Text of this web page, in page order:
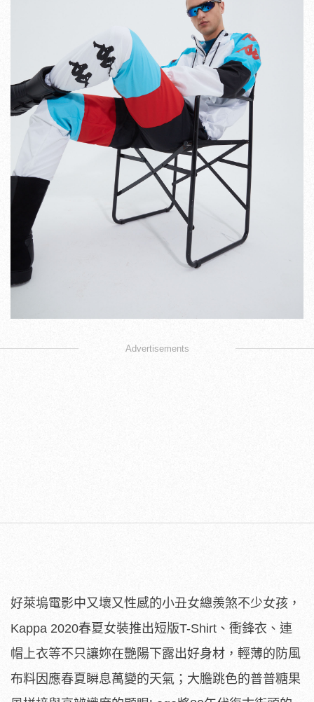
Advertisements
好萊塢電影中又壞又性感的小丑女總羨煞不少女孩，
Kappa 2020春夏女裝推出短版T-Shirt、衝鋒衣、連
帽上衣等不只讓妳在艷陽下露出好身材，輕薄的防風
布料因應春夏瞬息萬變的天氣；大膽跳色的普普糖果